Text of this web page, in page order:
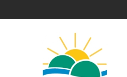
Qui sommes-nous ?